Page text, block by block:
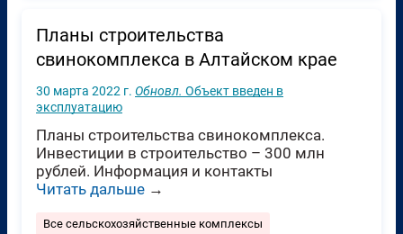
Планы строительства
свинокомплекса в Алтайском крае
30 марта 2022 г. Обновл. Объект введен в
эксплуатацию
Планы строительства свинокомплекса.
Инвестиции в строительство – 300 млн
рублей. Информация и контакты
Читать дальше →
Все сельскохозяйственные комплексы